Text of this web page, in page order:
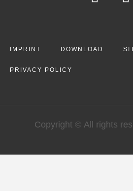
IMPRINT DOWNLOAD
PRIVACY POLICY
Copyright © All rights